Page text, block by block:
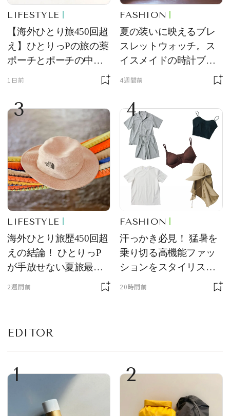
LIFESTYLE
【海外ひとり旅450回超
え】ひとりっPの旅の薬
ポーチとポーチの中身
を初公開！ 本当に使え
ム
1日前
FASHION
夏の装いに映えるブレ
スレットウォッチ。ス
イスメイドの時計ブラ
ンド【フレデリック・
をレビュー。【それい
け！ 良品ハンター】
4週間前
3
LIFESTYLE
海外ひとり旅歴450回超
えの結論！ ひとりっP
が手放せない夏旅最強
2週間前
4
FASHION
汗っかき必見！ 猛暑を
乗り切る高機能ファッ
ションをスタイリスト
20時間前
EDITOR
1 2